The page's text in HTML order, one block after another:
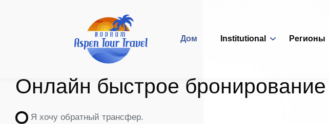
Дом Institutional Регионы
Онлайн быстрое бронирование
Я хочу обратный трансфер.